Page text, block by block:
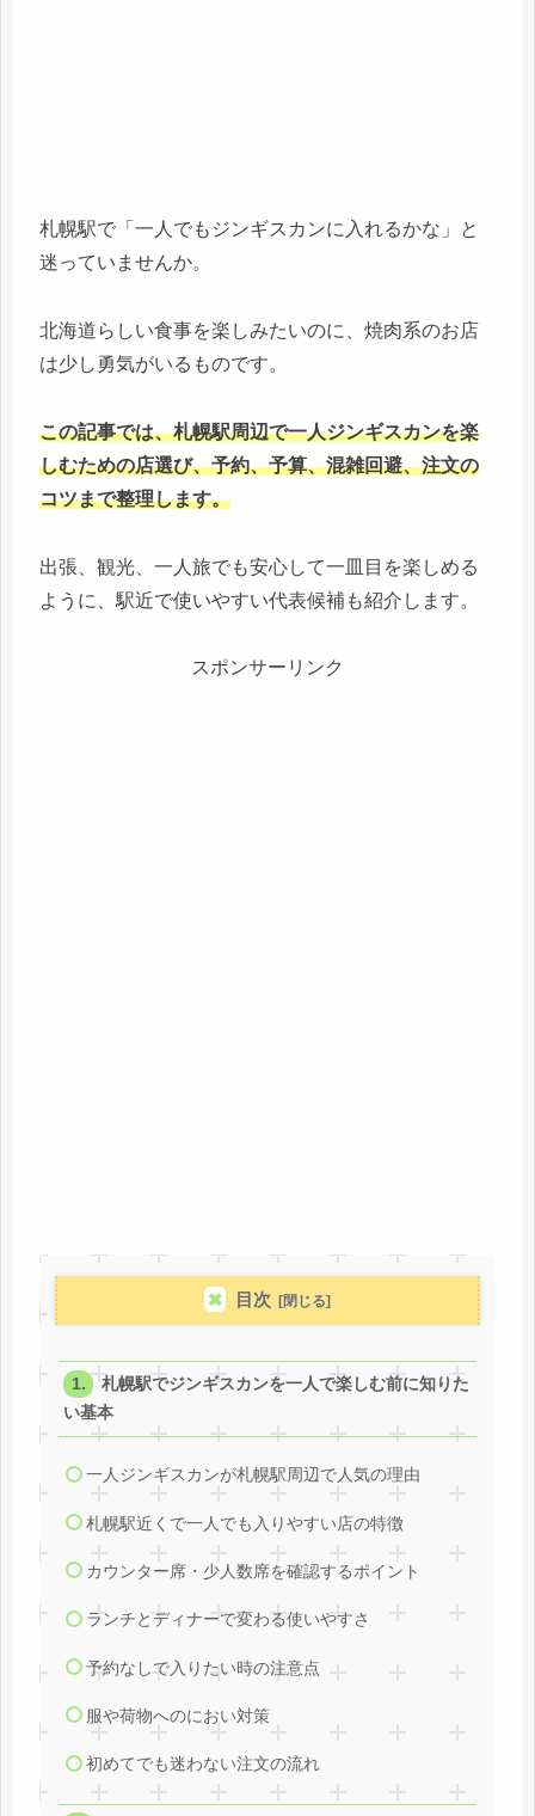
札幌駅で「一人でもジンギスカンに入れるかな」と
迷っていませんか。
北海道らしい食事を楽しみたいのに、焼肉系のお店
は少し勇気がいるものです。
この記事では、札幌駅周辺で一人ジンギスカンを楽
しむための店選び、予約、予算、混雑回避、注文の
コツまで整理します。
出張、観光、一人旅でも安心して一皿目を楽しめる
ように、駅近で使いやすい代表候補も紹介します。
スポンサーリンク
目次
札幌駅でジンギスカンを一人で楽しむ前に知りた
い基本
一人ジンギスカンが札幌駅周辺で人気の理由
札幌駅近くで一人でも入りやすい店の特徴
カウンター席・少人数席を確認するポイント
ランチとディナーで変わる使いやすさ
予約なしで入りたい時の注意点
服や荷物へのにおい対策
初めてでも迷わない注文の流れ